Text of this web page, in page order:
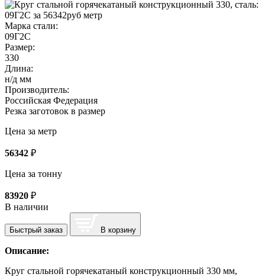
Марка стали:
09Г2С
Размер:
330
Длина:
н/д мм
Производитель:
Российская Федерация
Резка заготовок в размер
Цена за метр
56342 ₽
Цена за тонну
83920 ₽
В наличии
Быстрый заказ В корзину
Описание:
Круг стальной горячекатаный конструкционный 330 мм,